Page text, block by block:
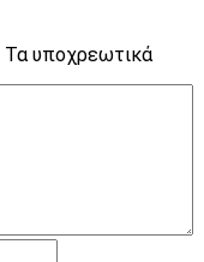
Τα υποχρεωτικά